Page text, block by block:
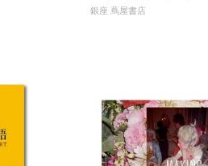
銀座 蔦屋書店